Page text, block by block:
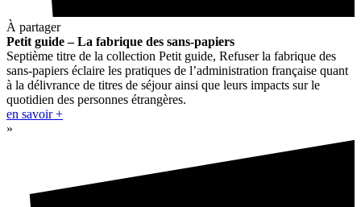
À partager
Petit guide – La fabrique des sans-papiers
Septième titre de la collection Petit guide, Refuser la fabrique des
sans-papiers éclaire les pratiques de l’administration française quant
à la délivrance de titres de séjour ainsi que leurs impacts sur le
quotidien des personnes étrangères.
en savoir +
»